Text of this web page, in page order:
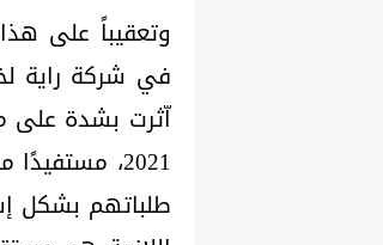
وتعقيباً على
في شركة راية
اّثرت بشدة على
2021،